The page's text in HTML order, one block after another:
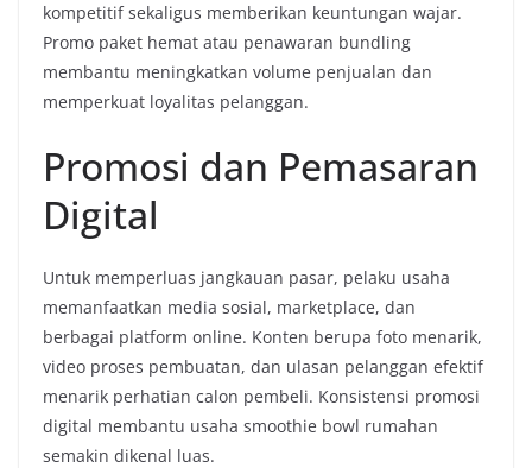
kompetitif sekaligus memberikan keuntungan wajar.
Promo paket hemat atau penawaran bundling
membantu meningkatkan volume penjualan dan
memperkuat loyalitas pelanggan.
Promosi dan Pemasaran
Digital
Untuk memperluas jangkauan pasar, pelaku usaha
memanfaatkan media sosial, marketplace, dan
berbagai platform online. Konten berupa foto menarik,
video proses pembuatan, dan ulasan pelanggan efektif
menarik perhatian calon pembeli. Konsistensi promosi
digital membantu usaha smoothie bowl rumahan
semakin dikenal luas.